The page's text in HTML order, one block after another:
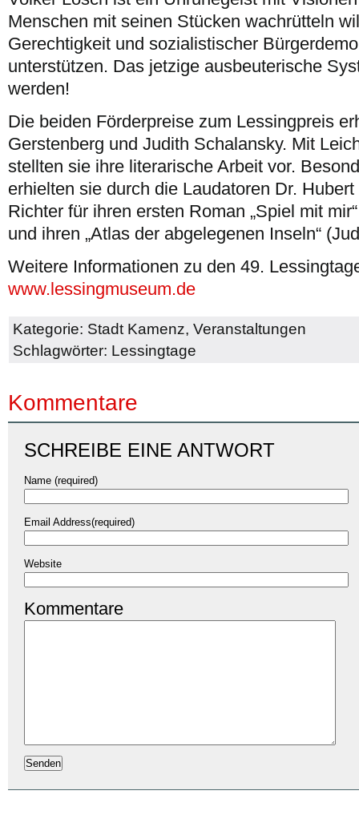
Menschen mit seinen Stücken wachrütteln
Gerechtigkeit und sozialistischer
unterstützen. Das jetzige ausbeuterische
werden!
Die beiden Förderpreise zum Lessingpreis
Gerstenberg und Judith Schalansky. Mit
stellten sie ihre literarische Arbeit vor.
erhielten sie durch die Laudatoren Dr.
Richter für ihren ersten Roman „Spiel mit
und ihren „Atlas der abgelegenen Inseln“
Weitere Informationen zu den 49.
www.lessingmuseum.de
Kategorie: Stadt Kamenz, Veranstaltungen
Schlagwörter: Lessingtage
Kommentare
SCHREIBE EINE ANTWORT
Name (required)
Email Address(required)
Website
Kommentare